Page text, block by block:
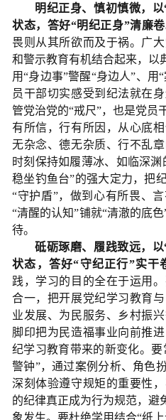
明纪正身、慎初慎微，
状态，答好“明纪正身”清廉卷
畏则从其所欲而及于祸。广
和警示教育有机结合起来，以
用“身边事”警醒“身边人”、用
员干部切实感受到纪法就在
管党治党的“戒尺”，也是党员
有所信，行有所因，从心底
无杂念、德无杂质、行不乱
时刻保持如履薄冰、如临深渊
稳坐钓鱼台”的强大定力，把
“守护盾”，做到心有所畏、
“清醒的认知”铺就“清澈的底
待。
砥砺琢磨、履践致远，
状态，答好“守纪正行”实干
践，学习的目的全在于运用
合一，把开展党纪学习教育
业发展、为民服务、乡村振
脚印把为民造福事业向前推
纪学习教育带来的新变化。
警钟”，通过案例分析、角色
深刻体验遵守规矩的重要性
的纪律真正成为行为规范，避